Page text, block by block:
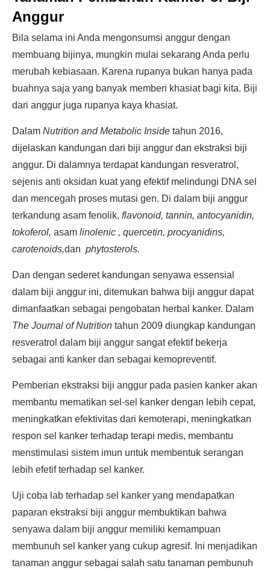
Anggur
Bila selama ini Anda mengonsumsi anggur dengan
membuang bijinya, mungkin mulai sekarang Anda perlu
merubah kebiasaan. Karena rupanya bukan hanya pada
buahnya saja yang banyak memberi khasiat bagi kita. Biji
dari anggur juga rupanya kaya khasiat.
Dalam Nutrition and Metabolic Inside tahun 2016,
dijelaskan kandungan dari biji anggur dan ekstraksi biji
anggur. Di dalamnya terdapat kandungan resveratrol,
sejenis anti oksidan kuat yang efektif melindungi DNA sel
dan mencegah proses mutasi gen. Di dalam biji anggur
terkandung asam fenolik, flavonoid, tannin, antocyanidin,
tokoferol, asam linolenic , quercetin, procyanidins,
carotenoids,dan phytosterols.
Dan dengan sederet kandungan senyawa essensial
dalam biji anggur ini, ditemukan bahwa biji anggur dapat
dimanfaatkan sebagai pengobatan herbal kanker. Dalam
The Journal of Nutrition tahun 2009 diungkap kandungan
resveratrol dalam biji anggur sangat efektif bekerja
sebagai anti kanker dan sebagai kemopreventif.
Pemberian ekstraksi biji anggur pada pasien kanker akan
membantu mematikan sel-sel kanker dengan lebih cepat,
meningkatkan efektivitas dari kemoterapi, meningkatkan
respon sel kanker terhadap terapi medis, membantu
menstimulasi sistem imun untuk membentuk serangan
lebih efetif terhadap sel kanker.
Uji coba lab terhadap sel kanker yang mendapatkan
paparan ekstraksi biji anggur membuktikan bahwa
senyawa dalam biji anggur memiliki kemampuan
membunuh sel kanker yang cukup agresif. Ini menjadikan
tanaman anggur sebagai salah satu tanaman pembunuh